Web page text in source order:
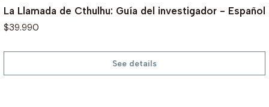
La Llamada de Cthulhu: Guía del investigador - Español
$39.990
See details